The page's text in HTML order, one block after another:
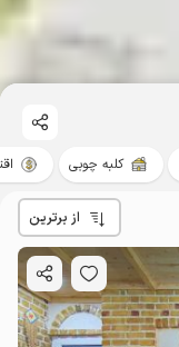
کلبه چوبی
از برترین